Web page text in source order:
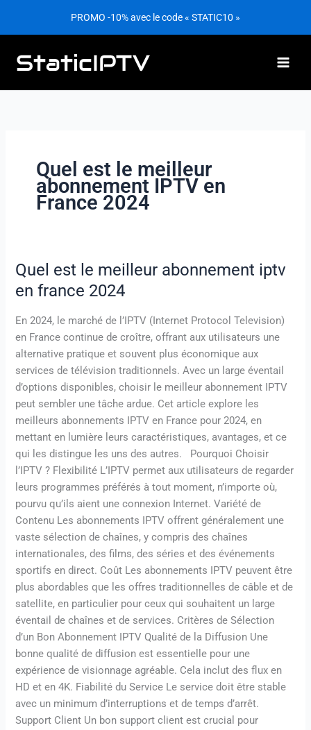
PROMO -10% avec le code « STATIC10 »
Quel est le meilleur
abonnement IPTV en
France 2024
Quel est le meilleur abonnement iptv
en france 2024
En 2024, le marché de l’IPTV (Internet Protocol Television)
en France continue de croître, offrant aux utilisateurs une
alternative pratique et souvent plus économique aux
services de télévision traditionnels. Avec un large éventail
d’options disponibles, choisir le meilleur abonnement IPTV
peut sembler une tâche ardue. Cet article explore les
meilleurs abonnements IPTV en France pour 2024, en
mettant en lumière leurs caractéristiques, avantages, et ce
qui les distingue les uns des autres. Pourquoi Choisir
l’IPTV ? Flexibilité L’IPTV permet aux utilisateurs de regarder
leurs programmes préférés à tout moment, n’importe où,
pourvu qu’ils aient une connexion Internet. Variété de
Contenu Les abonnements IPTV offrent généralement une
vaste sélection de chaînes, y compris des chaînes
internationales, des films, des séries et des événements
sportifs en direct. Coût Les abonnements IPTV peuvent être
plus abordables que les offres traditionnelles de câble et de
satellite, en particulier pour ceux qui souhaitent un large
éventail de chaînes et de services. Critères de Sélection
d’un Bon Abonnement IPTV Qualité de la Diffusion Une
bonne qualité de diffusion est essentielle pour une
expérience de visionnage agréable. Cela inclut des flux en
HD et en 4K. Fiabilité du Service Le service doit être stable
avec un minimum d’interruptions et de temps d’arrêt.
Support Client Un bon support client est crucial pour
Quel
le
meilleur
abonnement
iptv
en
france
2024